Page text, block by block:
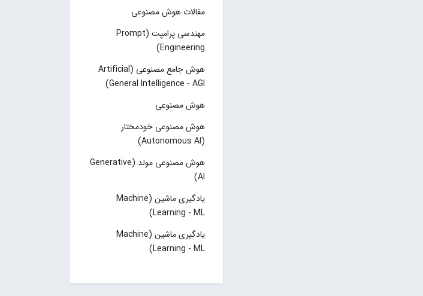
مقالات هوش مصنوعی
مهندسی پرامپت (Prompt
Engineering)
هوش جامع مصنوعی (Artificial
General Intelligence - AGI)
هوش مصنوعی
هوش مصنوعی خودمختار
(Autonomous AI)
هوش مصنوعی مولد (Generative
AI)
یادگیری ماشین (Machine
Learning - ML)
یادگیری ماشین (Machine
Learning - ML)